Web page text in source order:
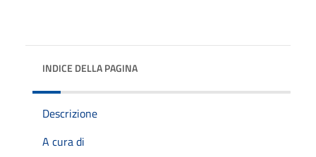
INDICE DELLA PAGINA
Descrizione
A cura di